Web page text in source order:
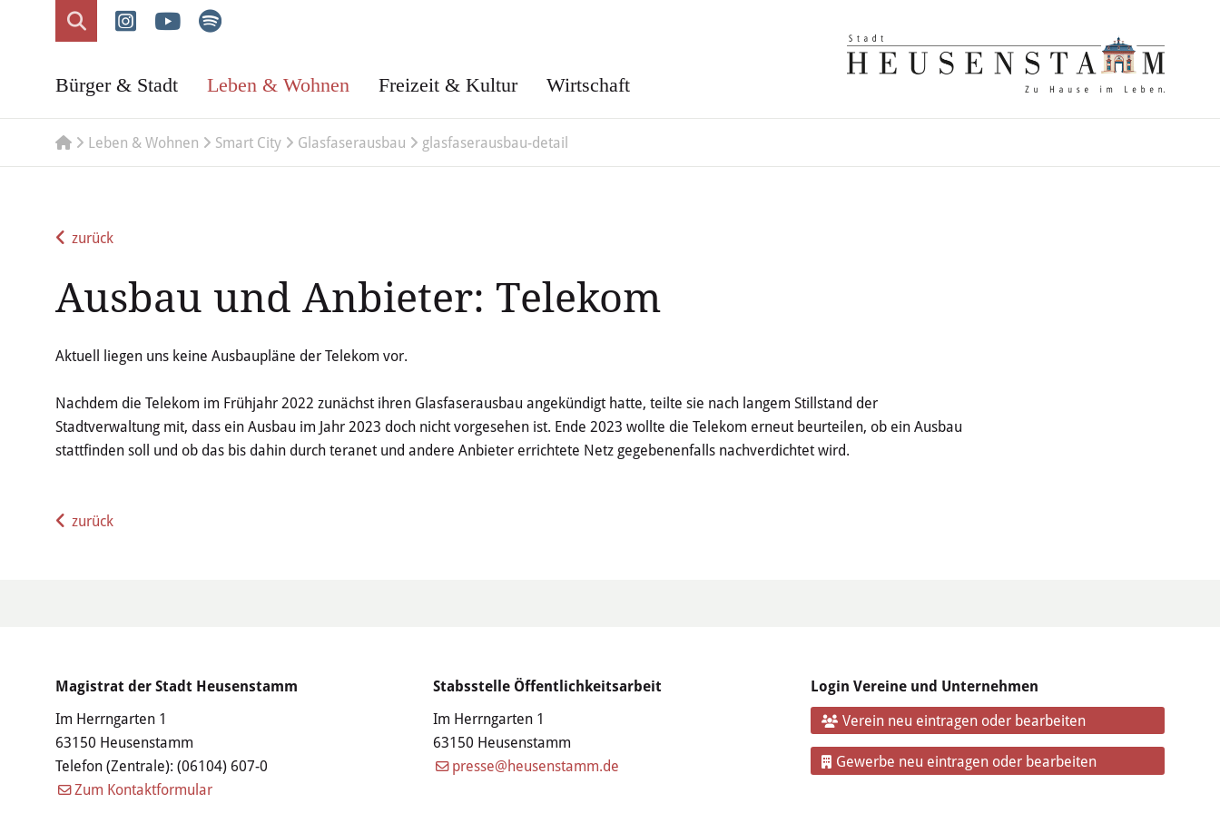
Bürger & Stadt Leben & Wohnen Freizeit & Kultur Wirtschaft
Leben & Wohnen Smart City Glasfaserausbau glasfaserausbau-detail
zurück
Ausbau und Anbieter: Telekom
Aktuell liegen uns keine Ausbaupläne der Telekom vor.
Nachdem die Telekom im Frühjahr 2022 zunächst ihren Glasfaserausbau angekündigt hatte, teilte sie nach langem Stillstand der
Stadtverwaltung mit, dass ein Ausbau im Jahr 2023 doch nicht vorgesehen ist. Ende 2023 wollte die Telekom erneut beurteilen, ob ein Ausbau
stattfinden soll und ob das bis dahin durch teranet und andere Anbieter errichtete Netz gegebenenfalls nachverdichtet wird.
zurück
Magistrat der Stadt Heusenstamm
Im Herrngarten 1
63150 Heusenstamm
Telefon (Zentrale): (06104) 607-0
Zum Kontaktformular
Stabsstelle Öffentlichkeitsarbeit
Im Herrngarten 1
63150 Heusenstamm
presse@heusenstamm.de
Login Vereine und Unternehmen
Verein neu eintragen oder bearbeiten
Gewerbe neu eintragen oder bearbeiten